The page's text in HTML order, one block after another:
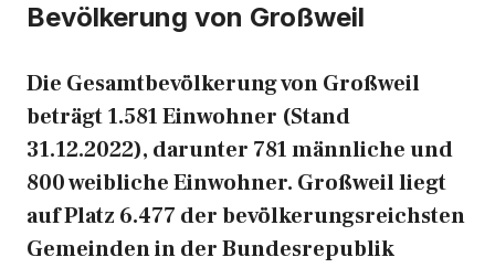
Bevölkerung von Großweil
Die Gesamtbevölkerung von Großweil
beträgt 1.581 Einwohner (Stand
31.12.2022), darunter 781 männliche und
800 weibliche Einwohner. Großweil liegt
auf Platz 6.477 der bevölkerungsreichsten
Gemeinden in der Bundesrepublik